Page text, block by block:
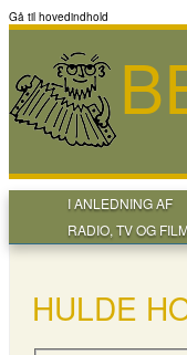
Gå til hovedindhold
I ANLEDNING AF
RADIO, TV OG FILM
HULDE